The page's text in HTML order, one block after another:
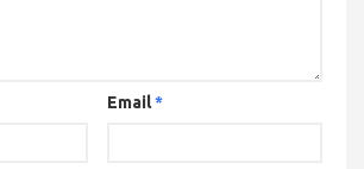
Email*